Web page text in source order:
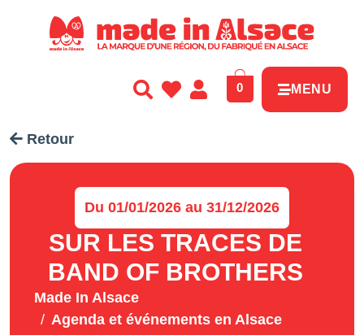
0 MENU
Retour
Du 01/01/2026 au 31/12/2026
SUR LES TRACES DE
BAND OF BROTHERS
Made In Alsace
Agenda et événements en Alsace